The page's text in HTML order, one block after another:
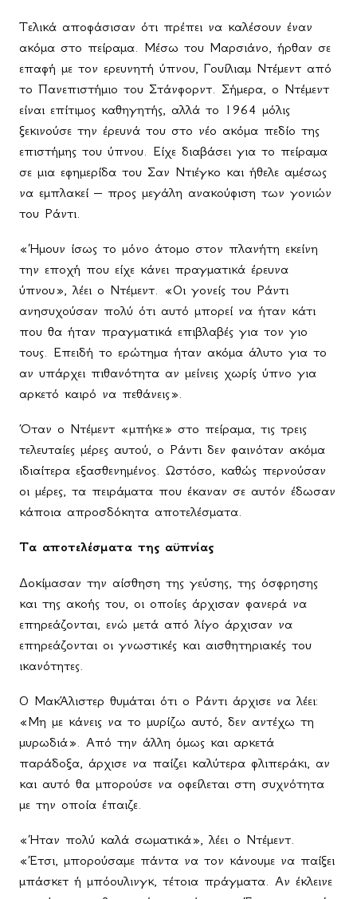
Τελικά αποφάσισαν ότι πρέπει να καλέσουν έναν
ακόμα στο πείραμα. Μέσω του Μαρσιάνο, ήρθαν σε
επαφή με τον ερευνητή ύπνου, Γουίλιαμ Ντέμεντ από
το Πανεπιστήμιο του Στάνφορντ. Σήμερα, ο Ντέμεντ
είναι επίτιμος καθηγητής, αλλά το 1964 μόλις
ξεκινούσε την έρευνά του στο νέο ακόμα πεδίο της
επιστήμης του ύπνου. Είχε διαβάσει για το πείραμα
σε μια εφημερίδα του Σαν Ντιέγκο και ήθελε αμέσως
να εμπλακεί – προς μεγάλη ανακούφιση των γονιών
του Ράντι.
«Ήμουν ίσως το μόνο άτομο στον πλανήτη εκείνη
την εποχή που είχε κάνει πραγματικά έρευνα
ύπνου», λέει ο Ντέμεντ. «Οι γονείς του Ράντι
ανησυχούσαν πολύ ότι αυτό μπορεί να ήταν κάτι
που θα ήταν πραγματικά επιβλαβές για τον γιο
τους. Επειδή το ερώτημα ήταν ακόμα άλυτο για το
αν υπάρχει πιθανότητα αν μείνεις χωρίς ύπνο για
αρκετό καιρό να πεθάνεις».
Όταν ο Ντέμεντ «μπήκε» στο πείραμα, τις τρεις
τελευταίες μέρες αυτού, ο Ράντι δεν φαινόταν ακόμα
ιδιαίτερα εξασθενημένος. Ωστόσο, καθώς περνούσαν
οι μέρες, τα πειράματα που έκαναν σε αυτόν έδωσαν
κάποια απροσδόκητα αποτελέσματα.
Τα αποτελέσματα της αϋπνίας
Δοκίμασαν την αίσθηση της γεύσης, της όσφρησης
και της ακοής του, οι οποίες άρχισαν φανερά να
επηρεάζονται, ενώ μετά από λίγο άρχισαν να
επηρεάζονται οι γνωστικές και αισθητηριακές του
ικανότητες.
Ο ΜακΆλιστερ θυμάται ότι ο Ράντι άρχισε να λέει:
«Μη με κάνεις να το μυρίζω αυτό, δεν αντέχω τη
μυρωδιά». Από την άλλη όμως και αρκετά
παράδοξα, άρχισε να παίζει καλύτερα φλιπεράκι, αν
και αυτό θα μπορούσε να οφείλεται στη συχνότητα
με την οποία έπαιζε.
«Ήταν πολύ καλά σωματικά», λέει ο Ντέμεντ.
«Έτσι, μπορούσαμε πάντα να τον κάνουμε να παίξει
μπάσκετ ή μπόουλινγκ, τέτοια πράγματα. Αν έκλεινε